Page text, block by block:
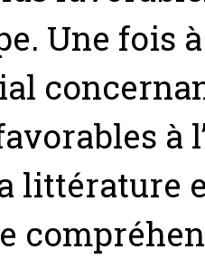
Une fois
à
littérature